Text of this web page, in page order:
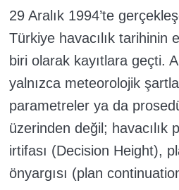
29 Aralık 1994’te
Türkiye havacılık tarihinin
biri olarak kayıtlara geçti.
yalnızca meteorolojik
parametreler ya da
üzerinden değil; havacılık
irtifası (Decision Height),
önyargısı (plan